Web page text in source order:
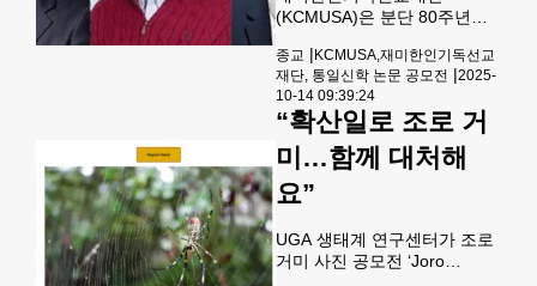
프대회는 27일 개최된다.
(KCMUSA)은 분단 80주년을
개최하고 시상식을 열었다. 김
상수 박사가 대상으로 선정되
었으며, 한신성 목사와 박준호
박사가 우수상을 수상했다. 수
상 논문은 통일의 필요성과 교
회의 역할을 중심으로 발표되
었으며, 지역 사회와 교계의 관
종교 |KCMUSA,재미한인기독선교
재단, 통일신학 논문 공모전 |2025-
10-14 09:39:24
“확산일로 조로 거
미…함께 대처해
요”
UGA 생태계 연구센터가 조로
거미 사진 공모전 ‘Joro